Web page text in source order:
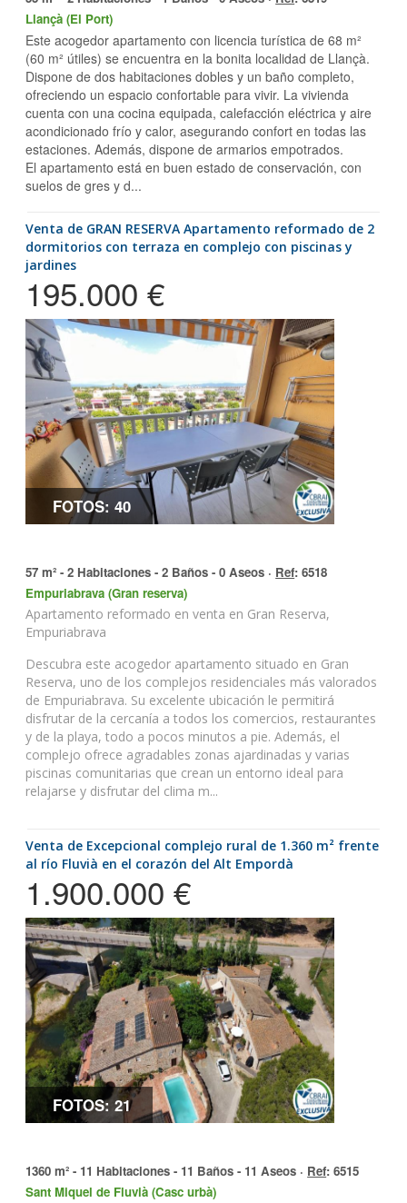
Llançà (El Port)
Este acogedor apartamento con licencia turística de 68 m²
(60 m² útiles) se encuentra en la bonita localidad de Llançà.
Dispone de dos habitaciones dobles y un baño completo,
ofreciendo un espacio confortable para vivir. La vivienda
cuenta con una cocina equipada, calefacción eléctrica y aire
acondicionado frío y calor, asegurando confort en todas las
estaciones. Además, dispone de armarios empotrados.
El apartamento está en buen estado de conservación, con
suelos de gres y d...
Venta de GRAN RESERVA Apartamento reformado de 2
dormitorios con terraza en complejo con piscinas y
jardines
195.000 €
FOTOS: 40
57 m² - 2 Habitaciones - 2 Baños - 0 Aseos · Ref: 6518
Empuriabrava (Gran reserva)
Apartamento reformado en venta en Gran Reserva,
Empuriabrava
Descubra este acogedor apartamento situado en Gran
Reserva, uno de los complejos residenciales más valorados
de Empuriabrava. Su excelente ubicación le permitirá
disfrutar de la cercanía a todos los comercios, restaurantes
y de la playa, todo a pocos minutos a pie. Además, el
complejo ofrece agradables zonas ajardinadas y varias
piscinas comunitarias que crean un entorno ideal para
relajarse y disfrutar del clima m...
Venta de Excepcional complejo rural de 1.360 m² frente
al río Fluvià en el corazón del Alt Empordà
1.900.000 €
FOTOS: 21
1360 m² - 11 Habitaciones - 11 Baños - 11 Aseos · Ref: 6515
Sant Miquel de Fluvià (Casc urbà)